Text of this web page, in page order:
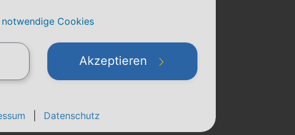
notwendige Cookies
Akzeptieren
Datenschutz